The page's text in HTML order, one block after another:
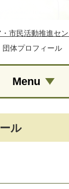
市民活動推進セ
団体プロフィール
ル
Menu